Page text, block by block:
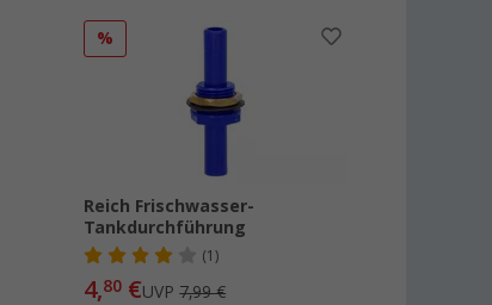
%
Reich Frischwasser-
Tankdurchführung
(1)
4,80 €UVP7,99 €